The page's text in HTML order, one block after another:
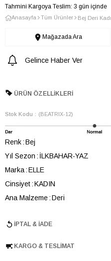
Tahmini Kargoya Teslim: 3 gün içinde
Anasayfa Tüm Ürünler Bej Deri
Mağazada Ara
Gelince Haber Ver
ÜRÜN ÖZELLIKLERI
Stok Kodu (BEATRIX-12)
Renk Bej
Yıl Sezon
İLKBAHAR-YAZ
Marka ELLE
Cinsiyet KADIN
Ana Malzeme Deri
Topuk Boyu 1.5 cm
İPTAL & İADE
KARGO & TESLIMAT